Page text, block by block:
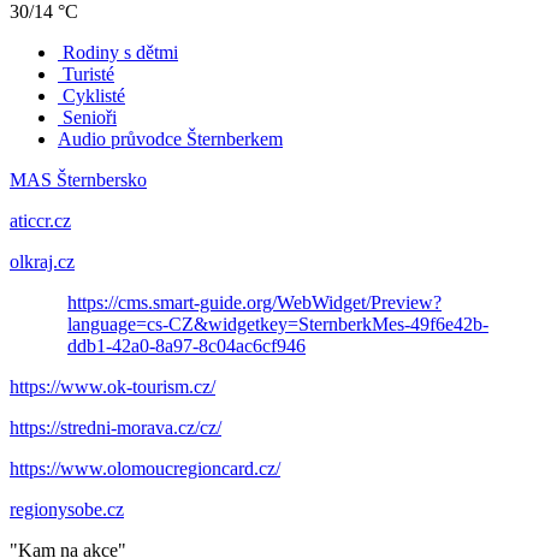
30/14 °C
Rodiny s dětmi
Turisté
Cyklisté
Senioři
Audio průvodce Šternberkem
MAS Šternbersko
aticcr.cz
olkraj.cz
https://cms.smart-guide.org/WebWidget/Preview?
language=cs-CZ&widgetkey=SternberkMes-49f6e42b-
ddb1-42a0-8a97-8c04ac6cf946
https://www.ok-tourism.cz/
https://stredni-morava.cz/cz/
https://www.olomoucregioncard.cz/
regionysobe.cz
"Kam na akce"